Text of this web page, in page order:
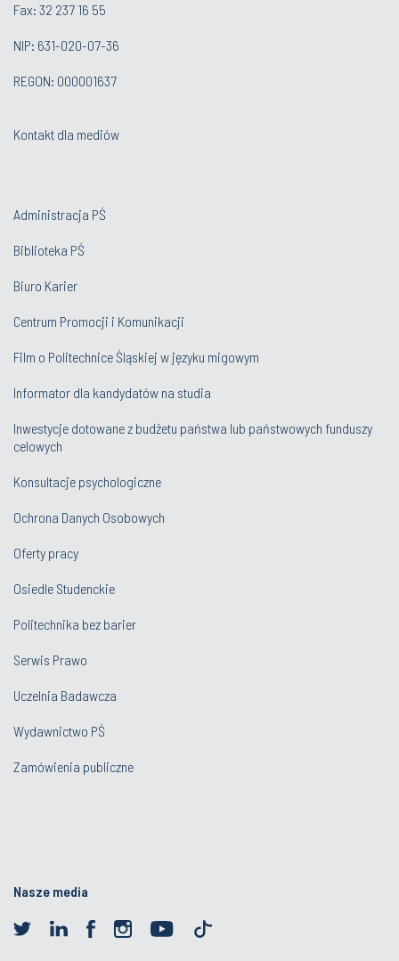
Fax: 32 237 16 55
NIP: 631-020-07-36
REGON: 000001637
Kontakt dla mediów
Administracja PŚ
Biblioteka PŚ
Biuro Karier
Centrum Promocji i Komunikacji
Film o Politechnice Śląskiej w języku migowym
Informator dla kandydatów na studia
Inwestycje dotowane z budżetu państwa lub państwowych funduszy
celowych
Konsultacje psychologiczne
Ochrona Danych Osobowych
Oferty pracy
Osiedle Studenckie
Politechnika bez barier
Serwis Prawo
Uczelnia Badawcza
Wydawnictwo PŚ
Zamówienia publiczne
Nasze media